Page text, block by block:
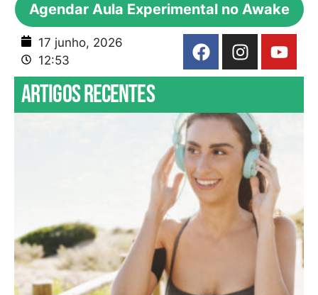
Agendar Aula Experimental no Awake
17 junho, 2026
12:53
Artigos recentes